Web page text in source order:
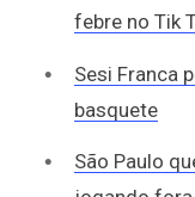
febre no Tik
Sesi Franca
basquete
São Paulo